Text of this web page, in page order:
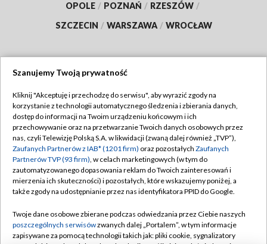
OPOLE / POZNAŃ / RZESZÓW /
SZCZECIN / WARSZAWA / WROCŁAW
TVP
Abonament TVP
Emisja w TVP
Centrum informacji TVP
Naziemna Telewizja Cyfrowa
Rada Programowa
Regulamin TVP
Polityka prywatności
Moje zgody
Pomoc
Kontakt
Szanujemy Twoją prywatność
Kliknij "Akceptuję i przechodzę do serwisu", aby wyrazić zgody na
korzystanie z technologii automatycznego śledzenia i zbierania danych,
dostęp do informacji na Twoim urządzeniu końcowym i ich
przechowywanie oraz na przetwarzanie Twoich danych osobowych przez
nas, czyli Telewizję Polską S.A. w likwidacji (zwaną dalej również „TVP”),
Zaufanych Partnerów z IAB* (1201 firm) oraz pozostałych Zaufanych
Partnerów TVP (93 firm), w celach marketingowych (w tym do
zautomatyzowanego dopasowania reklam do Twoich zainteresowań i
mierzenia ich skuteczności) i pozostałych, które wskazujemy poniżej, a
także zgody na udostępnianie przez nas identyfikatora PPID do Google.
Twoje dane osobowe zbierane podczas odwiedzania przez Ciebie naszych
poszczególnych serwisówzwanych dalej „Portalem”, w tym informacje
zapisywane za pomocą technologii takich jak: pliki cookie, sygnalizatory